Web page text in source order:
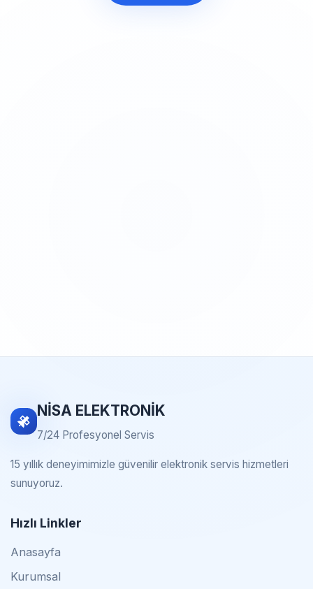
NİSA ELEKTRONİK
7/24 Profesyonel Servis
15 yıllık deneyimimizle güvenilir elektronik servis hizmetleri
sunuyoruz.
Hızlı Linkler
Anasayfa
Kurumsal